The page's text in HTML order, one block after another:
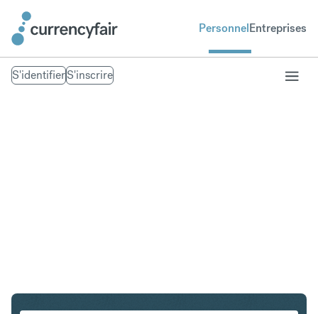
PersonnelEntreprises
S'identifierS'inscrire